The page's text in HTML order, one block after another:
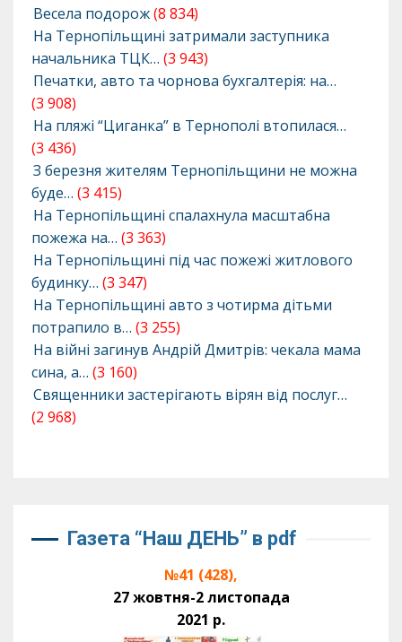
Весела подорож(8 834)
На Тернопільщині затримали заступника
начальника ТЦК… (3 943)
Печатки, авто та чорнова бухгалтерія: на…
(3 908)
На пляжі “Циганка” в Тернополі втопилася…
(3 436)
З березня жителям Тернопільщини не можна
буде… (3 415)
На Тернопільщині спалахнула масштабна
пожежа на… (3 363)
На Тернопільщині під час пожежі житлового
будинку… (3 347)
На Тернопільщині авто з чотирма дітьми
потрапило в… (3 255)
На війні загинув Андрій Дмитрів: чекала мама
сина, а… (3 160)
Священники застерігають вірян від послуг…
(2 968)
Газета “Наш ДЕНЬ” в pdf
№41 (428),
27 жовтня-2 листопада
2021 р.